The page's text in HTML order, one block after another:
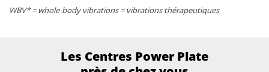
WBV* = whole-body vibrations = vibrations thérapeutiques
Les Centres Power Plate